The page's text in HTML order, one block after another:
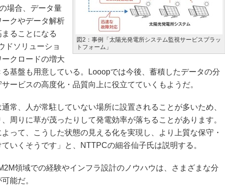
図2：事例「太陽光発電所システム監視サービスプラッ
トフォーム」
場合、データ量
クやデータ解析
ることになる
ドソリューショ
クロードの増大
基盤も用意している。Looopでは今後、蓄積したデータの分
ービスの高度化・品質向上に役立てていくもようだ。
常、人が常駐していない場所に設置されることが多いため、
周りに草が茂ったりして発電効率が落ちることがあります。
って、こうした状態の見える化を実現し、より上質な保守・
いくそうです」と、NTTPCの細谷仙子氏は説明する。
領域での経験やインフラ設計のノウハウは、さまざまな分
能だ。